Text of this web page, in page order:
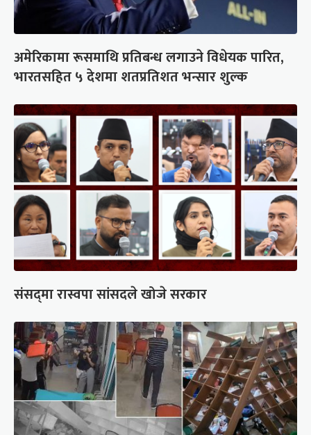
अमेरिकामा रूसमाथि प्रतिबन्ध लगाउने विधेयक पारित,
भारतसहित ५ देशमा शतप्रतिशत भन्सार शुल्क
संसद्‍मा रास्वपा सांसदले खोजे सरकार